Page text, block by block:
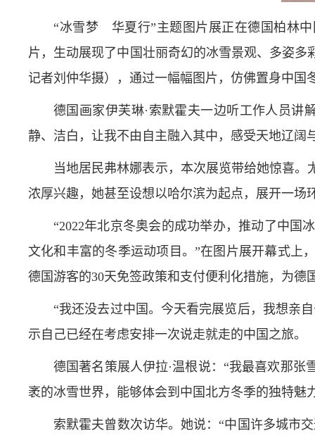
“冰雪梦 华夏行”主题图片展正在德国柏林中
片，生动展现了中国壮丽奇幻的冰雪景观、多姿
记者刘仲华摄），通过一幅幅图片，仿佛置身中国
德国画家伊芙琳·索默霍夫一边听工作人员讲
静、洁白，让我不由自主融入其中，感受天地辽阔
当地居民弗林娜表示，本次展览带给她惊喜
浓厚兴趣，她甚至设想以哈尔滨为起点，展开一场
“2022年北京冬奥会的成功举办，推动了中国
文化和丰富的冬季运动项目。”在图片展开幕式上
德国游客的30天免签政策和支付便利化措施，为德
“我还没去过中国。今天看完展览后，我想亲
示自己已经在考虑安排一次说走就走的中国之旅。
德国著名策展人伊拉·温根说：“我最喜欢那
袤的冰雪世界，能够体会到中国北方冬季的独特魅
索默霍夫曾数次访华。她说：“中国许多城市